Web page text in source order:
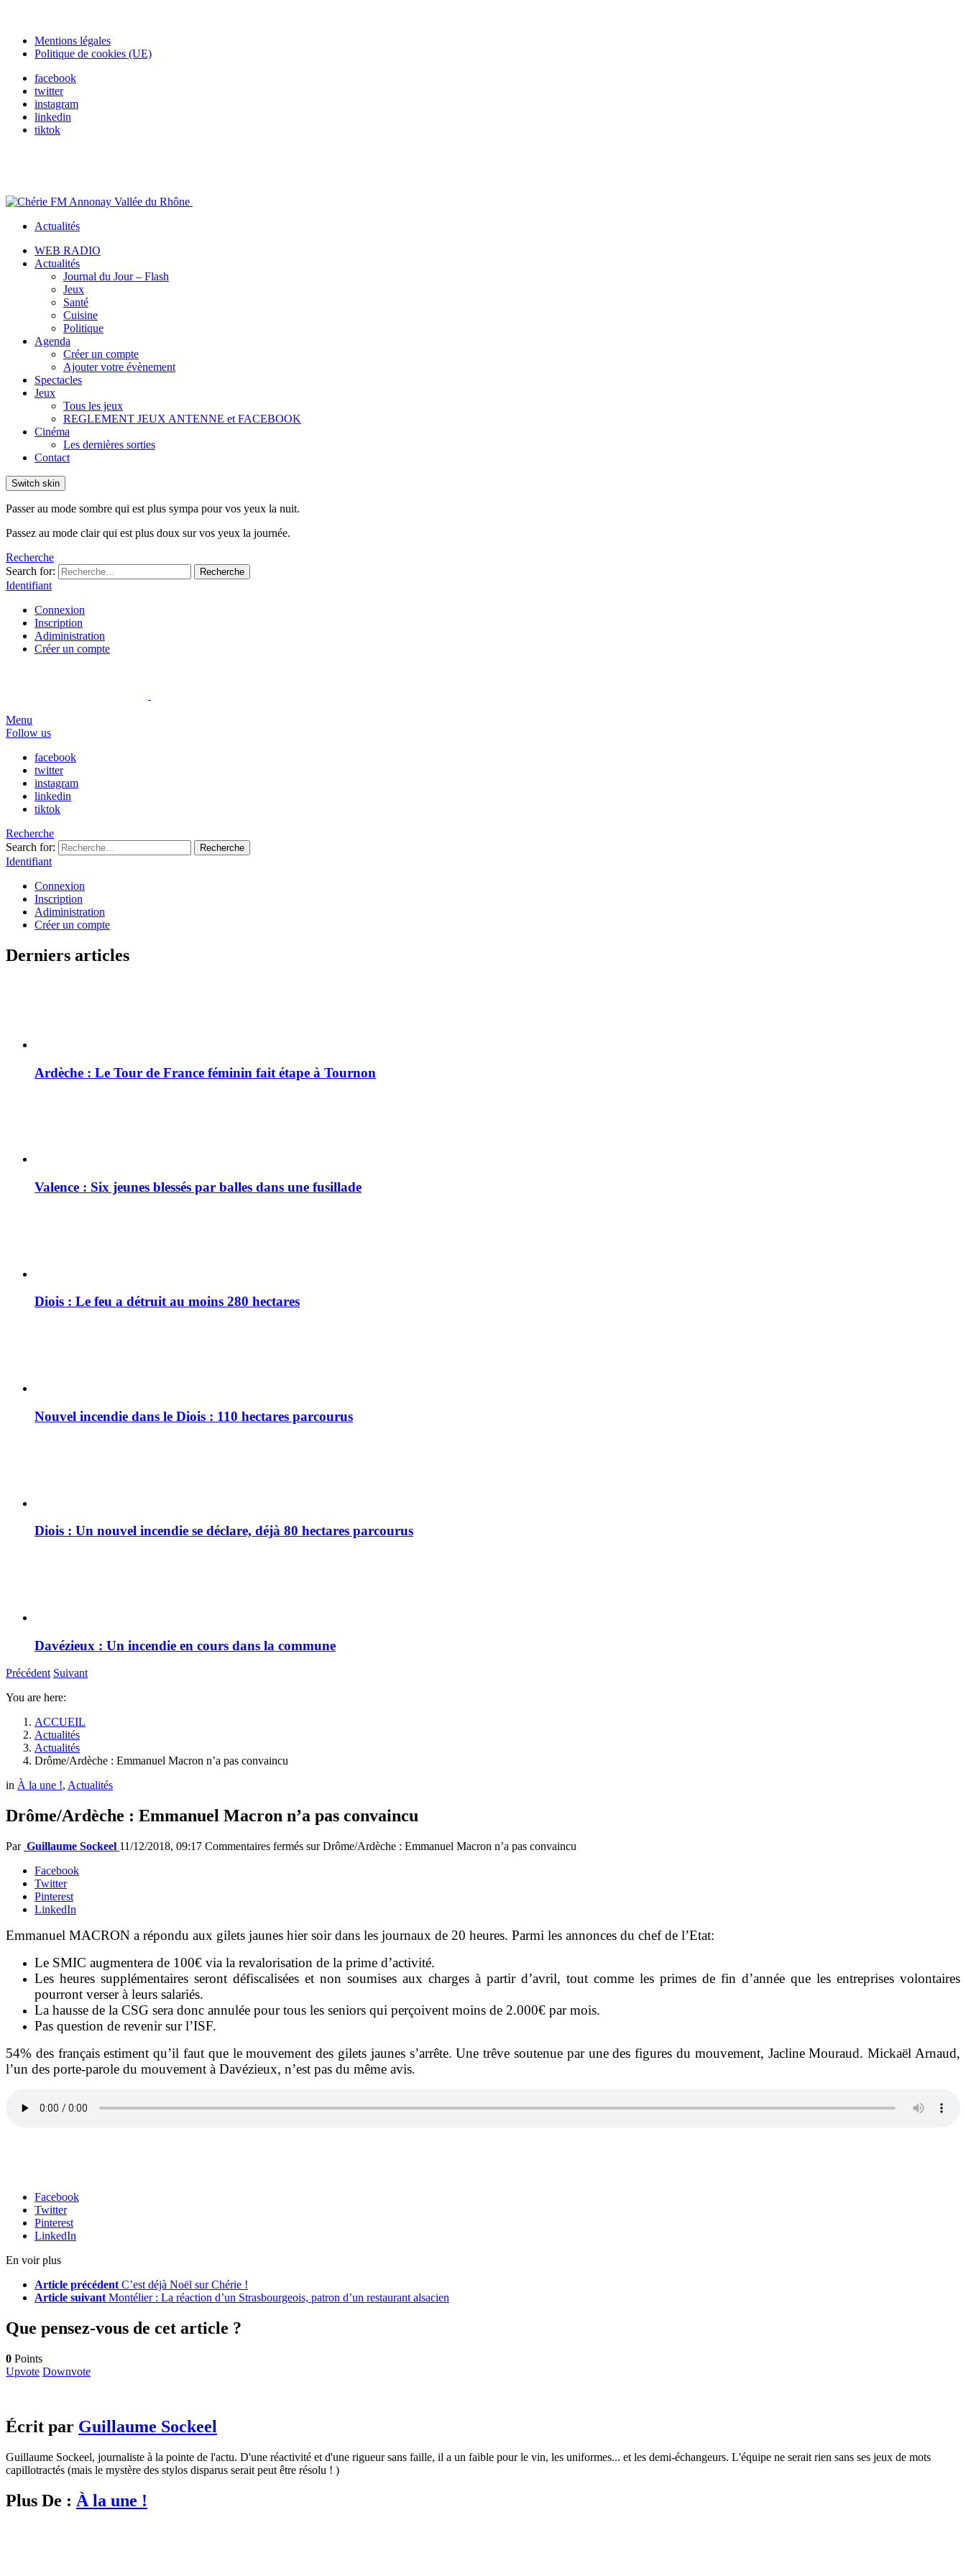
Mentions légales
Politique de cookies (UE)
facebook
twitter
instagram
linkedin
tiktok
Actualités
WEB RADIO
Actualités
Journal du Jour – Flash
Jeux
Santé
Cuisine
Politique
Agenda
Créer un compte
Ajouter votre évènement
Spectacles
Jeux
Tous les jeux
REGLEMENT JEUX ANTENNE et FACEBOOK
Cinéma
Les dernières sorties
Contact
Switch skin
Passer au mode sombre qui est plus sympa pour vos yeux la nuit.
Passez au mode clair qui est plus doux sur vos yeux la journée.
Recherche
Search for:
Recherche
Identifiant
Connexion
Inscription
Adiministration
Créer un compte
Menu
Follow us
facebook
twitter
instagram
linkedin
tiktok
Recherche
Search for:
Recherche
Identifiant
Connexion
Inscription
Adiministration
Créer un compte
Derniers articles
Ardèche : Le Tour de France féminin fait étape à Tournon
Valence : Six jeunes blessés par balles dans une fusillade
Diois : Le feu a détruit au moins 280 hectares
Nouvel incendie dans le Diois : 110 hectares parcourus
Diois : Un nouvel incendie se déclare, déjà 80 hectares parcourus
Davézieux : Un incendie en cours dans la commune
Précédent Suivant
You are here:
ACCUEIL
Actualités
Actualités
Drôme/Ardèche : Emmanuel Macron n’a pas convaincu
in À la une !, Actualités
Drôme/Ardèche : Emmanuel Macron n’a pas convaincu
Par Guillaume Sockeel 11/12/2018, 09:17 Commentaires fermés sur Drôme/Ardèche : Emmanuel Macron n’a pas convaincu
Facebook
Twitter
Pinterest
LinkedIn
Emmanuel MACRON a répondu aux gilets jaunes hier soir dans les journaux de 20 heures. Parmi les annonces du chef de l’Etat:
Le SMIC augmentera de 100€ via la revalorisation de la prime d’activité.
Les heures supplémentaires seront défiscalisées et non soumises aux charges à partir d’avril, tout comme les primes de fin d’année que les entreprises volontaires
pourront verser à leurs salariés.
La hausse de la CSG sera donc annulée pour tous les seniors qui perçoivent moins de 2.000€ par mois.
Pas question de revenir sur l’ISF.
54% des français estiment qu’il faut que le mouvement des gilets jaunes s’arrête. Une trêve soutenue par une des figures du mouvement, Jacline Mouraud. Mickaël Arnaud,
l’un des porte-parole du mouvement à Davézieux, n’est pas du même avis.
Facebook
Twitter
Pinterest
LinkedIn
En voir plus
Article précédent C’est déjà Noël sur Chérie !
Article suivant Montélier : La réaction d’un Strasbourgeois, patron d’un restaurant alsacien
Que pensez-vous de cet article ?
0 Points
Upvote Downvote
Écrit par Guillaume Sockeel
Guillaume Sockeel, journaliste à la pointe de l'actu. D'une réactivité et d'une rigueur sans faille, il a un faible pour le vin, les uniformes... et les demi-échangeurs. L'équipe ne serait rien sans ses jeux de mots
capillotractés (mais le mystère des stylos disparus serait peut être résolu ! )
Plus De : À la une !